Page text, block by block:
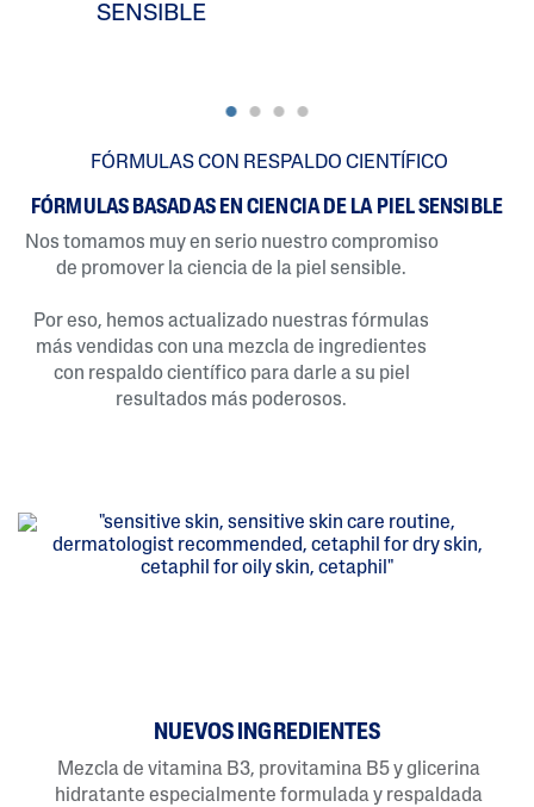
SENSIBLE
FÓRMULAS CON RESPALDO CIENTÍFICO
FÓRMULAS BASADAS EN CIENCIA DE LA PIEL SENSIBLE
Nos tomamos muy en serio nuestro compromiso
de promover la ciencia de la piel sensible.
Por eso, hemos actualizado nuestras fórmulas
más vendidas con una mezcla de ingredientes
con respaldo científico para darle a su piel
resultados más poderosos.
NUEVOS INGREDIENTES
Mezcla de vitamina B3, provitamina B5 y glicerina
hidratante especialmente formulada y respaldada